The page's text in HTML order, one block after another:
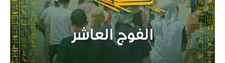
خدمات
الصحه والجمال